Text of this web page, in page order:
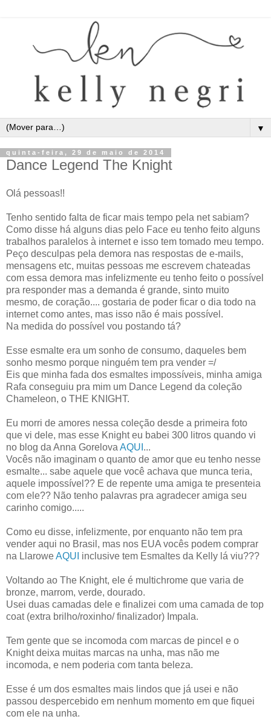
▼
quinta-feira, 29 de maio de 2014
Dance Legend The Knight
Olá pessoas!!
Tenho sentido falta de ficar mais tempo pela net sabiam?
Como disse há alguns dias pelo Face eu tenho feito alguns
trabalhos paralelos à internet e isso tem tomado meu tempo.
Peço desculpas pela demora nas respostas de e-mails,
mensagens etc, muitas pessoas me escrevem chateadas
com essa demora mas infelizmente eu tenho feito o possível
pra responder mas a demanda é grande, sinto muito
mesmo, de coração.... gostaria de poder ficar o dia todo na
internet como antes, mas isso não é mais possível.
Na medida do possível vou postando tá?
Esse esmalte era um sonho de consumo, daqueles bem
sonho mesmo porque ninguém tem pra vender =/
Eis que minha fada dos esmaltes impossíveis, minha amiga
Rafa conseguiu pra mim um Dance Legend da coleção
Chameleon, o THE KNIGHT.
Eu morri de amores nessa coleção desde a primeira foto
que vi dele, mas esse Knight eu babei 300 litros quando vi
no blog da Anna Gorelova AQUI ...
Vocês não imaginam o quanto de amor que eu tenho nesse
esmalte... sabe aquele que você achava que munca teria,
aquele impossível?? E de repente uma amiga te presenteia
com ele?? Não tenho palavras pra agradecer amiga seu
carinho comigo.....
Como eu disse, infelizmente, por enquanto não tem pra
vender aqui no Brasil, mas nos EUA vocês podem comprar
na LlaroweAQUI inclusive tem Esmaltes da Kelly lá viu???
Voltando ao The Knight, ele é multichrome que varia de
bronze, marrom, verde, dourado.
Usei duas camadas dele e finalizei com uma camada de top
coat (extra brilho/roxinho/ finalizador) Impala.
Tem gente que se incomoda com marcas de pincel e o
Knight deixa muitas marcas na unha, mas não me
incomoda, e nem poderia com tanta beleza.
Esse é um dos esmaltes mais lindos que já usei e não
passou despercebido em nenhum momento em que fiquei
com ele na unha.